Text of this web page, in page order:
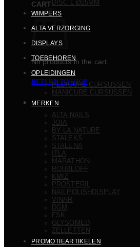
CART
No products in the cart.
RETURN TO SHOP
DISC L Ø25MM
WIMPERS
ALTA VERZORGING
DISPLAYS
TOEBEHOREN
OPLEIDINGEN
PEDICURE CURSUSSEN
MANICURE CURSUSSEN
MERKEN
ALTA NAILS
JOIA
BY LA NATURE
STALEKS
STALENA
ITLA
MARATHON
ROUBLOFF
KMIZ
PROSTERIL
NAILPOLISHDISPLAY
VINAR
DGM
FSK
GLYSOMED
ZELLETTEN
PROMOTIEARTIKELEN